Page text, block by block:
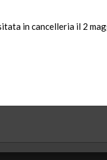
in cancelleria il 2